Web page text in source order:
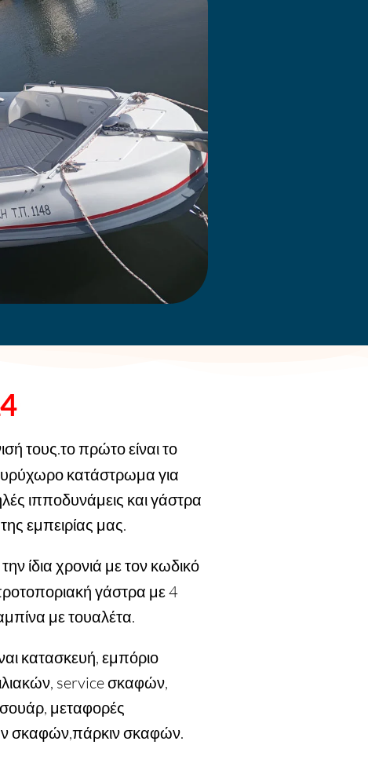
τους.το πρώτο είναι το
κατάστρωμα για
ιπποδυνάμεις και γάστρα
εμπειρίας μας.
ίδια χρονιά με τον κωδικό
γάστρα με 4
με τουαλέτα.
κατασκευή, εμπόριο
service σκαφών,
μεταφορές
σκαφών,πάρκιν σκαφών.